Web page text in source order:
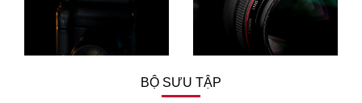
BỘ SƯU TẬP